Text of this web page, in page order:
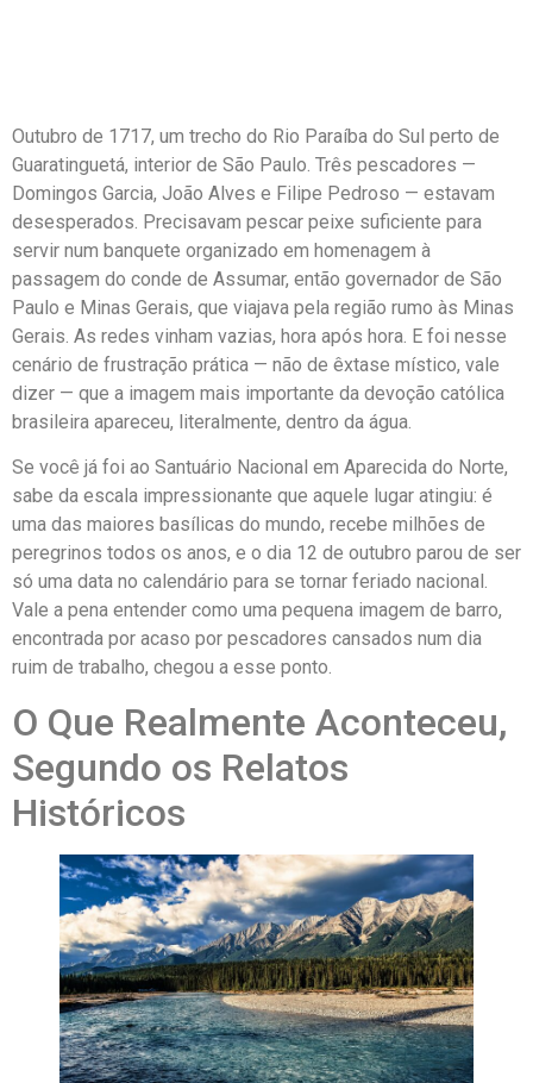
Outubro de 1717, um trecho do Rio Paraíba do Sul perto de
Guaratinguetá, interior de São Paulo. Três pescadores —
Domingos Garcia, João Alves e Filipe Pedroso — estavam
desesperados. Precisavam pescar peixe suficiente para
servir num banquete organizado em homenagem à
passagem do conde de Assumar, então governador de São
Paulo e Minas Gerais, que viajava pela região rumo às Minas
Gerais. As redes vinham vazias, hora após hora. E foi nesse
cenário de frustração prática — não de êxtase místico, vale
dizer — que a imagem mais importante da devoção católica
brasileira apareceu, literalmente, dentro da água.
Se você já foi ao Santuário Nacional em Aparecida do Norte,
sabe da escala impressionante que aquele lugar atingiu: é
uma das maiores basílicas do mundo, recebe milhões de
peregrinos todos os anos, e o dia 12 de outubro parou de ser
só uma data no calendário para se tornar feriado nacional.
Vale a pena entender como uma pequena imagem de barro,
encontrada por acaso por pescadores cansados num dia
ruim de trabalho, chegou a esse ponto.
O Que Realmente Aconteceu,
Segundo os Relatos
Históricos